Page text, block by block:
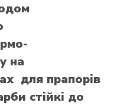
на
для прапорів
стійкі до